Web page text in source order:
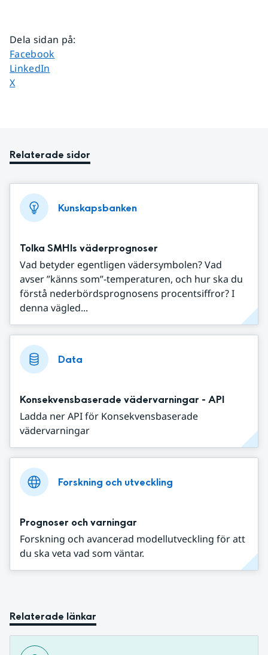
Dela sidan på:
Dela sidan på
Facebook
Dela sidan på
LinkedIn
Dela sidan på
X
Relaterade sidor
Kunskapsbanken
Tolka SMHIs väderprognoser
Vad betyder egentligen vädersymbolen? Vad
avser ”känns som”-temperaturen, och hur ska du
förstå nederbördsprognosens procentsiffror? I
denna vägled...
Data
Konsekvensbaserade vädervarningar - API
Ladda ner API för Konsekvensbaserade
vädervarningar
Forskning och utveckling
Prognoser och varningar
Forskning och avancerad modellutveckling för att
du ska veta vad som väntar.
Relaterade länkar